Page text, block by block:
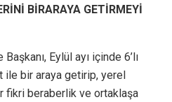
BİRARAYA GETİRMEYİ
Eylül ayı içinde 6’lı
ile bir araya getirip, yerel
fikri beraberlik ve ortaklaşa